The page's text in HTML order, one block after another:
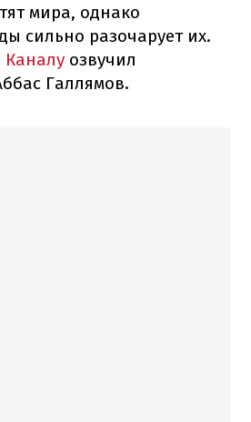
мира, однако
сильно разочарует их.
Каналу озвучил
Галлямов.